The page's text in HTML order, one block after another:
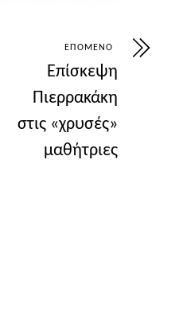
ΕΠΌΜΕΝΟ
Επίσκεψη
Πιερρακάκη
στις «χρυσές»
μαθήτριες